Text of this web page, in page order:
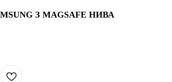
З MAGSAFE НИВА